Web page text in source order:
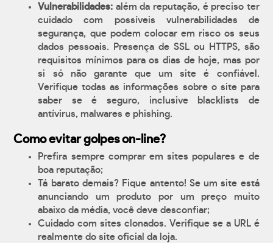
Vulnerabilidades: além da reputação, é preciso ter
cuidado com possíveis vulnerabilidades de
segurança, que podem colocar em risco os seus
dados pessoais. Presença de SSL ou HTTPS, são
requisitos mínimos para os dias de hoje, mas por
si só não garante que um site é confiável.
Verifique todas as informações sobre o site para
saber se é seguro, inclusive blacklists de
antívirus, malwares e phishing.
Como evitar golpes on-line?
Prefira sempre comprar em sites populares e de
boa reputação;
Tá barato demais? Fique antento! Se um site está
anunciando um produto por um preço muito
abaixo da média, você deve desconfiar;
Cuidado com sites clonados. Verifique se a URL é
realmente do site oficial da loja.